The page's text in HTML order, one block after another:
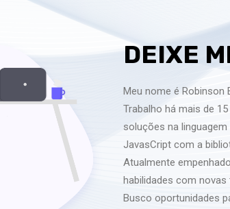
DEIXE
Meu nome é Robinson
Trabalho há mais de
soluções na
JavasCript com a
Atualmente
habilidades com
Busco oportunidades